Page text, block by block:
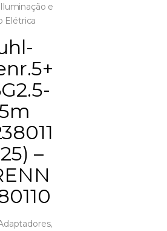
Iluminação e
Elétrica
–
,